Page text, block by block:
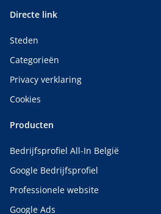
Directe link
Steden
Categorieën
Privacy verklaring
Cookies
Producten
Bedrijfsprofiel All-In België
Google Bedrijfsprofiel
Professionele website
Google Ads